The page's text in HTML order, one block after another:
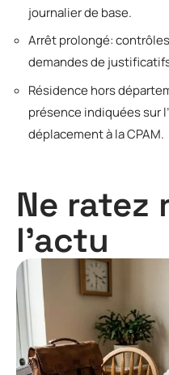
journalier de base.
Arrêt prolongé:
demandes de
Résidence hors
présence indiquées sur
déplacement à la CPAM.
Ne ratez
l'actu